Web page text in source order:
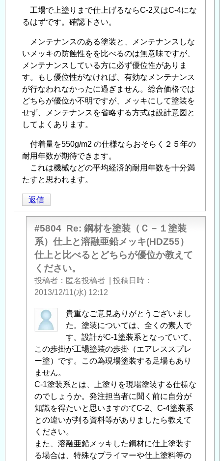
工場で上塗りまで仕上げるならC-2又はC-4にな
るはずです。確認下さい。
メンテナンスのある塗装と、メンテナンスしな
いメッキの防蝕性をを比べるのは無意味ですが、
メンテナンスしている方に必ず優位性がありま
す。もし優位性がなければ、有効なメンテナンス
が行なわれなかったに過ぎません。総合価格では
どちらが優位か不明ですが、メッキにして塗装を
せず、メンテナンスを省略する方式は設計意図と
してよくあります。
付着量を550g/m2 の仕様ならおそらく２５年の
耐用年数が期待できます。
これは機械などの平均経済的耐用年数を十分満
たすと思われます。
返信
#5804 Re: 鋼材を塗装（Ｃ－１塗装
系）仕上と溶融亜鉛メッキ(HDZ55）
仕上と比べるとどちらが優位か教えて
ください。
投稿者 匿名投稿者
投稿日時
2013/12/11(水) 12:12
匿
名
稿
者
に
よ
る
「Re:
鋼
材
を
塗
貴重なご意見ありがとうございまし
た。塗装については、全くの素人で
す。設計がC-1塗装系となっていて、
この歩掛が工場塗装の歩掛（エアレススプレ
ー塗）です。この為現場塗装する足場もあり
ません。
C-1塗装系とは、上塗りを現場塗装する仕様な
のでしょうか。発注担当者に聞く前に自分が
知識を得たいと思いますのてC-2、C-4塗装系
との違いが判る資料等がありましたら教えて
ください。
また、溶融亜鉛メッキした鋼材に仕上塗装す
る場合は、特殊なプライマーや仕上塗料等の